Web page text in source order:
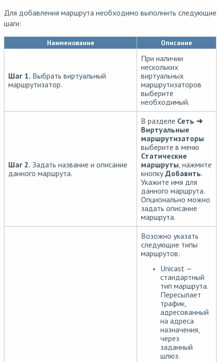
Для добавления маршрута необходимо выполнить следующие
шаги:
Наименование Описание
Шаг 1. Выбрать виртуальный
маршрутизатор.
При наличии
нескольких
виртуальных
маршрутизаторов
выберите
необходимый.
Шаг 2. Задать название и описание
данного маршрута.
В разделе Сеть ➜
Виртуальные
маршрутизаторы
выберите в меню
Статические
маршруты, нажмите
кнопкуДобавить.
Укажите имя для
данного маршрута.
Опционально можно
задать описание
маршрута.
Возожно указать
следующие типы
маршрутов:
Unicast —
стандартный
тип маршрута.
Пересылает
трафик,
адресованный
на адреса
назначения,
через
заданный
шлюз.